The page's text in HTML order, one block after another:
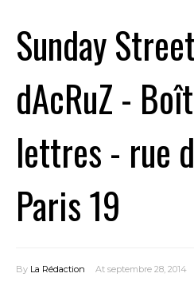
Sunday
dAcRuZ -
lettres - rue
Paris 19
By La Rédaction At septembre 28, 2014